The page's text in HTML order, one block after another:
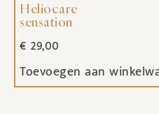
Heliocare
sensation
€ 29,00
Toevoegen aan